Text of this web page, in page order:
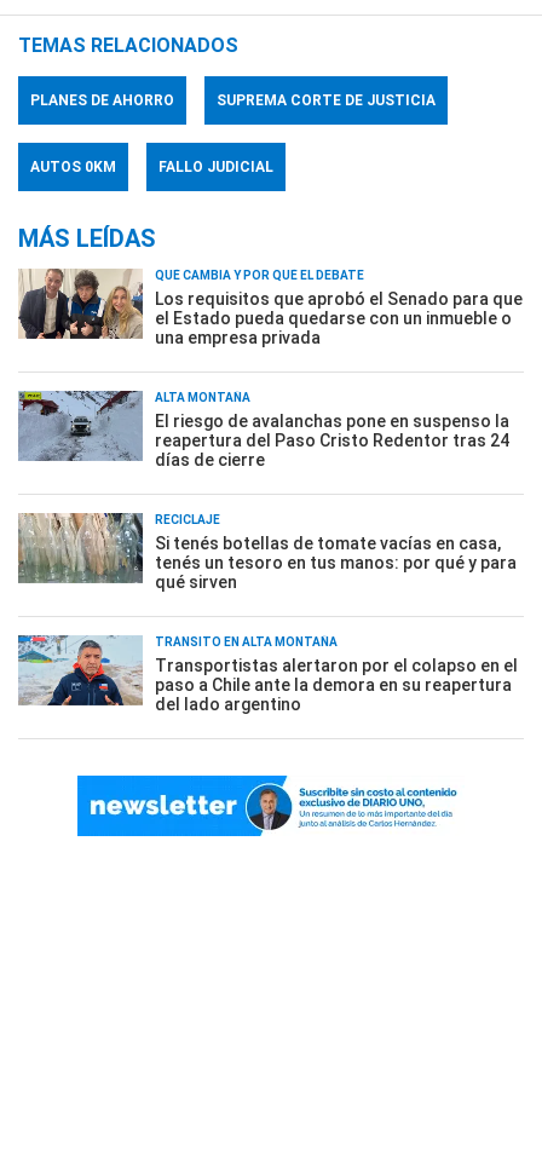
TEMAS RELACIONADOS
PLANES DE AHORRO SUPREMA CORTE DE JUSTICIA
AUTOS 0KM FALLO JUDICIAL
MÁS LEÍDAS
QUÉ CAMBIA Y POR QUÉ EL DEBATE
Los requisitos que aprobó el Senado para que
el Estado pueda quedarse con un inmueble o
una empresa privada
ALTA MONTAÑA
El riesgo de avalanchas pone en suspenso la
reapertura del Paso Cristo Redentor tras 24
días de cierre
RECICLAJE
Si tenés botellas de tomate vacías en casa,
tenés un tesoro en tus manos: por qué y para
qué sirven
TRÁNSITO EN ALTA MONTAÑA
Transportistas alertaron por el colapso en el
paso a Chile ante la demora en su reapertura
del lado argentino